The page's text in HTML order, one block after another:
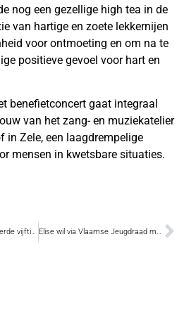
nog een gezellige high tea in de
van hartige en zoete lekkernijen
voor ontmoeting en om na te
positieve gevoel voor hart en
benefietconcert gaat integraal
van het zang- en muziekatelier
in Zele, een laagdrempelige
mensen in kwetsbare situaties.
Reuzeken Bruce eert gevierde vijftigjarige cafébaas van ‘Café Bruce ’n Blues’ Elise wil via Vlaamse Jeugdraad mentale druk bij jongeren bespreekbaar maken